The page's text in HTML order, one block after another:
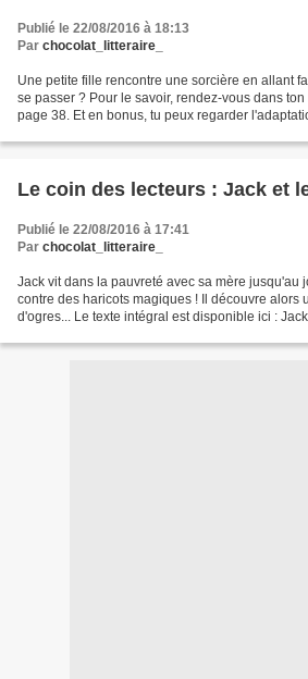
Publié le 22/08/2016 à 18:13
Par chocolat_litteraire_
Une petite fille rencontre une sorcière en allant
se passer ? Pour le savoir, rendez-vous dans
page 38. Et en bonus, tu peux regarder
Le coin des lecteurs : Jack et
Publié le 22/08/2016 à 17:41
Par chocolat_litteraire_
Jack vit dans la pauvreté avec sa mère jusqu'au
contre des haricots magiques ! Il découvre alors
d'ogres... Le texte intégral est disponible ici :